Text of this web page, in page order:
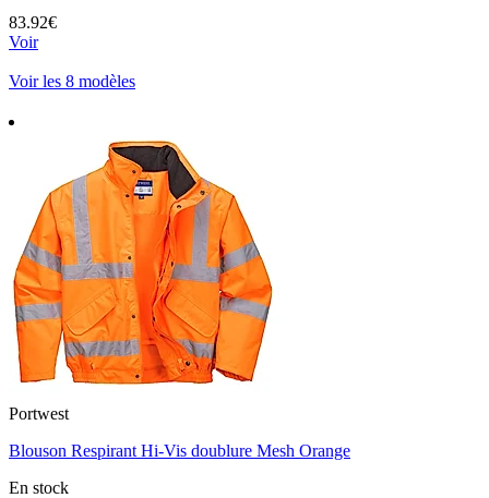
83.92€
Voir
Voir les 8 modèles
Portwest
Blouson Respirant Hi-Vis doublure Mesh Orange
En stock